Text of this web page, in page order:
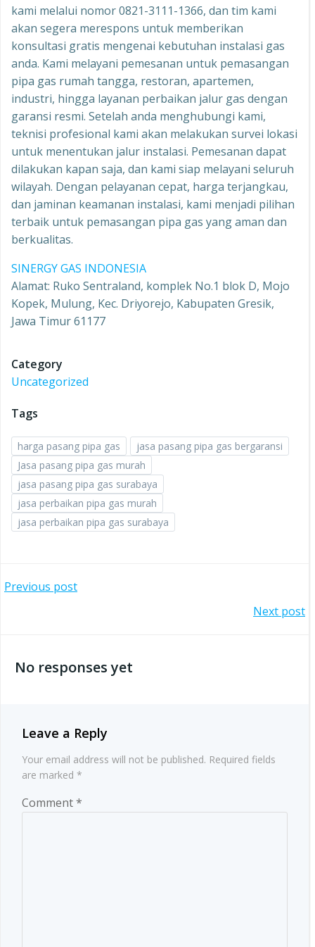
kami melalui nomor 0821-3111-1366, dan tim kami
akan segera merespons untuk memberikan
konsultasi gratis mengenai kebutuhan instalasi gas
anda. Kami melayani pemesanan untuk pemasangan
pipa gas rumah tangga, restoran, apartemen,
industri, hingga layanan perbaikan jalur gas dengan
garansi resmi. Setelah anda menghubungi kami,
teknisi profesional kami akan melakukan survei lokasi
untuk menentukan jalur instalasi. Pemesanan dapat
dilakukan kapan saja, dan kami siap melayani seluruh
wilayah. Dengan pelayanan cepat, harga terjangkau,
dan jaminan keamanan instalasi, kami menjadi pilihan
terbaik untuk pemasangan pipa gas yang aman dan
berkualitas.
SINERGY GAS INDONESIA
Alamat: Ruko Sentraland, komplek No.1 blok D, Mojo
Kopek, Mulung, Kec. Driyorejo, Kabupaten Gresik,
Jawa Timur 61177
Category
Uncategorized
Tags
harga pasang pipa gas
jasa pasang pipa gas bergaransi
Jasa pasang pipa gas murah
jasa pasang pipa gas surabaya
jasa perbaikan pipa gas murah
jasa perbaikan pipa gas surabaya
Post
Previous post
navigation
Next post
No responses yet
Leave a Reply
Your email address will not be published. Required fields
are marked *
Comment*